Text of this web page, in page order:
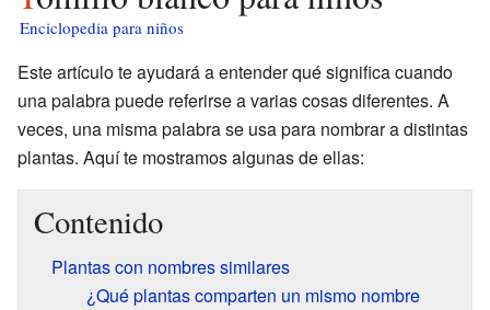
Enciclopedia para niños
Este artículo te ayudará a entender qué significa cuando
una palabra puede referirse a varias cosas diferentes. A
veces, una misma palabra se usa para nombrar a distintas
plantas. Aquí te mostramos algunas de ellas:
Contenido
Plantas con nombres similares
¿Qué plantas comparten un mismo nombre